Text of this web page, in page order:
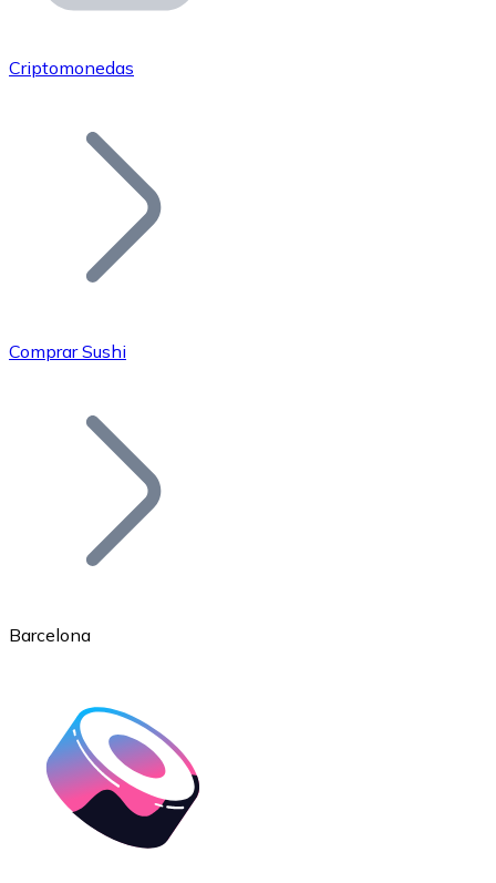
Únete a nuestra red de distribuidores.
Añade tu proyecto a nuestro ecosistema.
Bitcoin
Ethereum
ETH
Criptomonedas
Comprar Sushi
Barcelona